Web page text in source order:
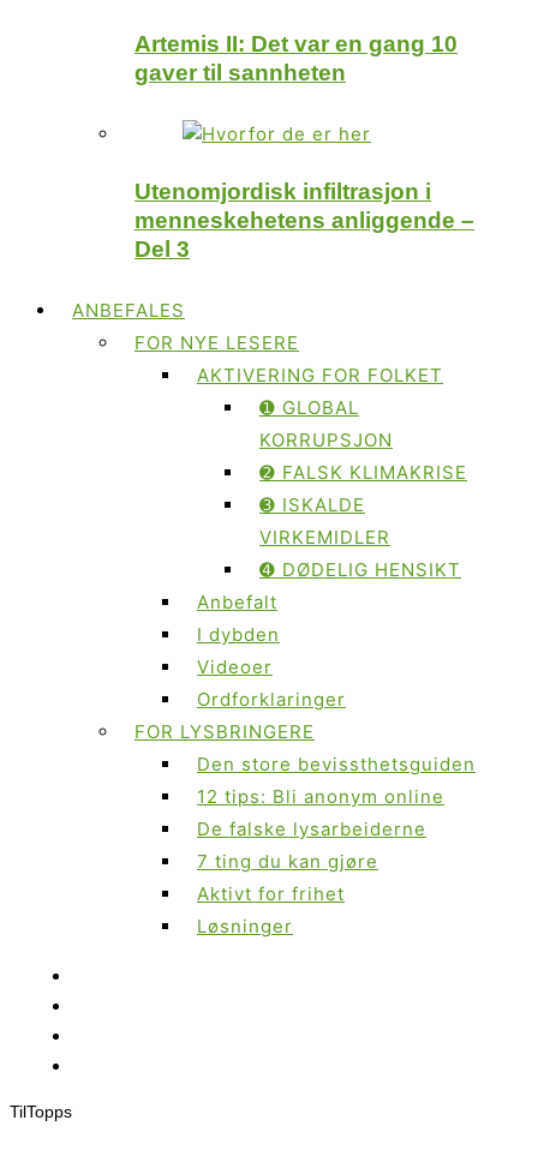
Artemis II: Det var en gang 10
gaver til sannheten
Utenomjordisk infiltrasjon i
menneskehetens anliggende –
Del 3
ANBEFALES
FOR NYE LESERE
AKTIVERING FOR FOLKET
➊ GLOBAL
KORRUPSJON
➋ FALSK KLIMAKRISE
➌ ISKALDE
VIRKEMIDLER
➍ DØDELIG HENSIKT
Anbefalt
I dybden
Videoer
Ordforklaringer
FOR LYSBRINGERE
Den store bevissthetsguiden
12 tips: Bli anonym online
De falske lysarbeiderne
7 ting du kan gjøre
Aktivt for frihet
Løsninger
TilTopps